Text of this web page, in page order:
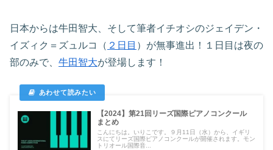
日本からは牛田智大、そして筆者イチオシのジェイデン・
イズィク＝ズュルコ（ ２日目 ）が無事進出！１日目は夜の
部のみで、 牛田智大が登場します！
【2024】第21回リーズ国際ピアノコンクール
まとめ
こんにちは。いりこです。９月11日（水）から、イギリ
スにてリーズ国際ピアノコンクールが開催されます。モン
トリオール国際音...